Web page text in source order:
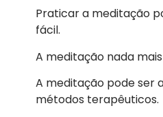
Praticar a meditação
fácil.
A meditação nada
A meditação pode ser
métodos terapêuticos.